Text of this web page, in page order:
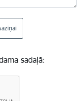
sadaļā: